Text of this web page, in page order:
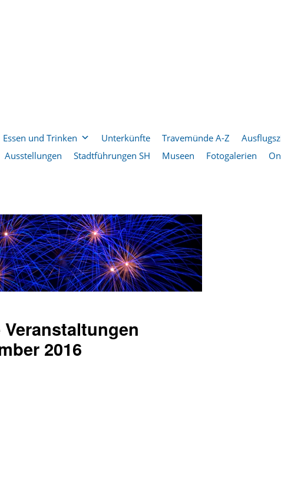
Essen und Trinken Unterkünfte Travemünde A-Z
Ausstellungen Stadtführungen SH Museen Fotogalerien
2016